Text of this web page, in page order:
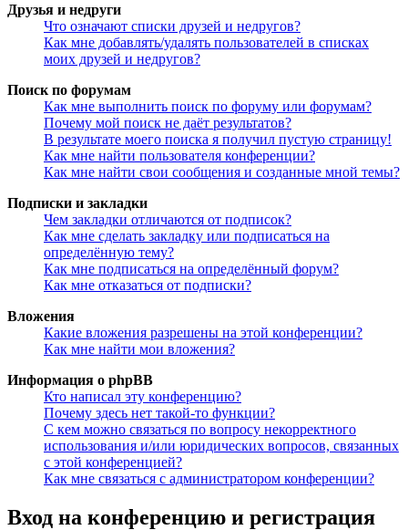
Друзья и недруги
Что означают списки друзей и недругов?
Как мне добавлять/удалять пользователей в списках
моих друзей и недругов?
Поиск по форумам
Как мне выполнить поиск по форуму или форумам?
Почему мой поиск не даёт результатов?
В результате моего поиска я получил пустую страницу!
Как мне найти пользователя конференции?
Как мне найти свои сообщения и созданные мной темы?
Подписки и закладки
Чем закладки отличаются от подписок?
Как мне сделать закладку или подписаться на
определённую тему?
Как мне подписаться на определённый форум?
Как мне отказаться от подписки?
Вложения
Какие вложения разрешены на этой конференции?
Как мне найти мои вложения?
Информация о phpBB
Кто написал эту конференцию?
Почему здесь нет такой-то функции?
С кем можно связаться по вопросу некорректного
использования и/или юридических вопросов, связанных
с этой конференцией?
Как мне связаться с администратором конференции?
Вход на конференцию и регистрация